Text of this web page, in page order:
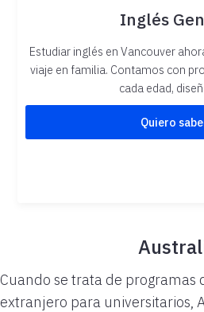
Inglés
Estudiar inglés en Vancouver
viaje en familia. Contamos con
cada edad,
Quiero
Cuando se trata de programas
extranjero para universitarios,